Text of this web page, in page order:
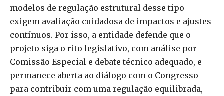
modelos de regulação estrutural desse tipo
exigem avaliação cuidadosa de impactos e ajustes
contínuos. Por isso, a entidade defende que o
projeto siga o rito legislativo, com análise por
Comissão Especial e debate técnico adequado, e
permanece aberta ao diálogo com o Congresso
para contribuir com uma regulação equilibrada,